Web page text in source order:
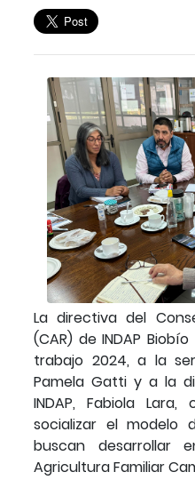
La directiva del
(CAR) de INDAP
trabajo 2024, a la
Pamela Gatti y a la
INDAP, Fabiola
socializar el modelo
buscan desarrollar
Agricultura Familiar